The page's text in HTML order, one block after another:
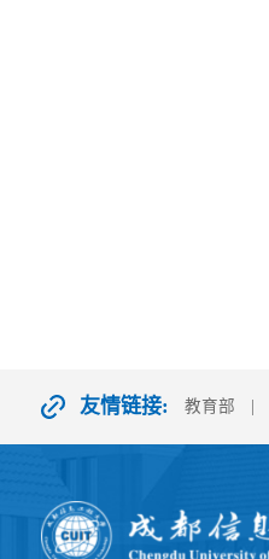
友情链接: 教育部